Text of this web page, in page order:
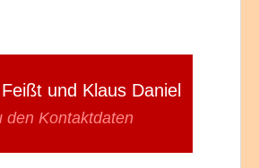
und Klaus Daniel
den Kontaktdaten